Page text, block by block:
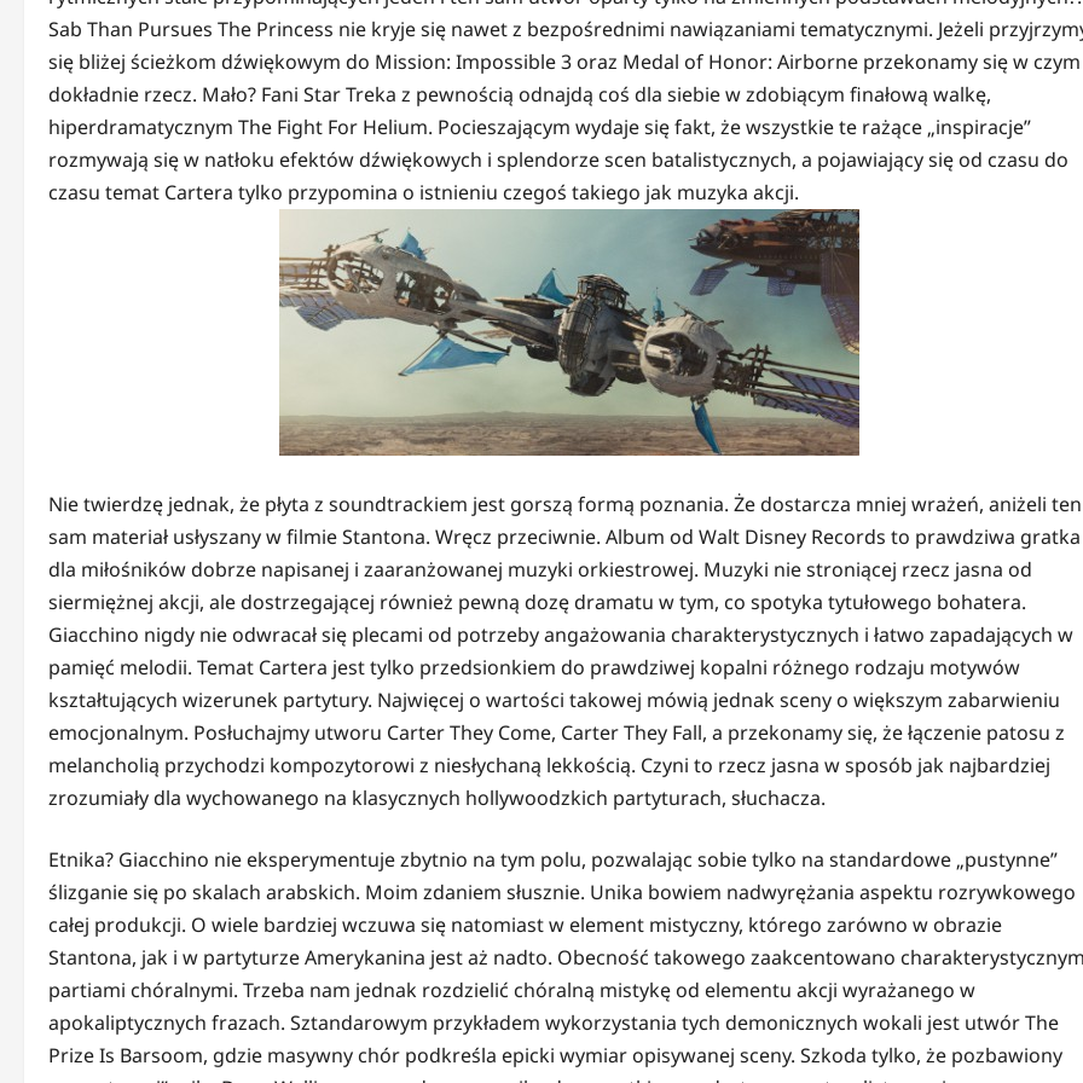
Sab Than Pursues The Princess nie kryje się nawet z bezpośrednimi nawiązaniami tematycznymi. Jeżeli
się bliżej ścieżkom dźwiękowym do Mission: Impossible 3 oraz Medal of Honor: Airborne przekonamy się w czym
dokładnie rzecz. Mało? Fani Star Treka z pewnością odnajdą coś dla siebie w zdobiącym finałową walkę,
hiperdramatycznym The Fight For Helium. Pocieszającym wydaje się fakt, że wszystkie te rażące „inspiracje”
rozmywają się w natłoku efektów dźwiękowych i splendorze scen batalistycznych, a pojawiający się od czasu do
czasu temat Cartera tylko przypomina o istnieniu czegoś takiego jak muzyka akcji.
Nie twierdzę jednak, że płyta z soundtrackiem jest gorszą formą poznania. Że dostarcza mniej wrażeń, aniżeli ten
sam materiał usłyszany w filmie Stantona. Wręcz przeciwnie. Album od Walt Disney Records to prawdziwa gratka
dla miłośników dobrze napisanej i zaaranżowanej muzyki orkiestrowej. Muzyki nie stroniącej rzecz jasna od
siermiężnej akcji, ale dostrzegającej również pewną dozę dramatu w tym, co spotyka tytułowego bohatera.
Giacchino nigdy nie odwracał się plecami od potrzeby angażowania charakterystycznych i łatwo zapadających w
pamięć melodii. Temat Cartera jest tylko przedsionkiem do prawdziwej kopalni różnego rodzaju motywów
kształtujących wizerunek partytury. Najwięcej o wartości takowej mówią jednak sceny o większym zabarwieniu
emocjonalnym. Posłuchajmy utworu Carter They Come, Carter They Fall, a przekonamy się, że łączenie patosu z
melancholią przychodzi kompozytorowi z niesłychaną lekkością. Czyni to rzecz jasna w sposób jak najbardziej
zrozumiały dla wychowanego na klasycznych hollywoodzkich partyturach, słuchacza.
Etnika? Giacchino nie eksperymentuje zbytnio na tym polu, pozwalając sobie tylko na standardowe „pustynne”
ślizganie się po skalach arabskich. Moim zdaniem słusznie. Unika bowiem nadwyrężania aspektu rozrywkowego
całej produkcji. O wiele bardziej wczuwa się natomiast w element mistyczny, którego zarówno w obrazie
Stantona, jak i w partyturze Amerykanina jest aż nadto. Obecność takowego zaakcentowano
partiami chóralnymi. Trzeba nam jednak rozdzielić chóralną mistykę od elementu akcji wyrażanego w
apokaliptycznych frazach. Sztandarowym przykładem wykorzystania tych demonicznych wokali jest utwór The
Prize Is Barsoom, gdzie masywny chór podkreśla epicki wymiar opisywanej sceny. Szkoda tylko, że pozbawiony